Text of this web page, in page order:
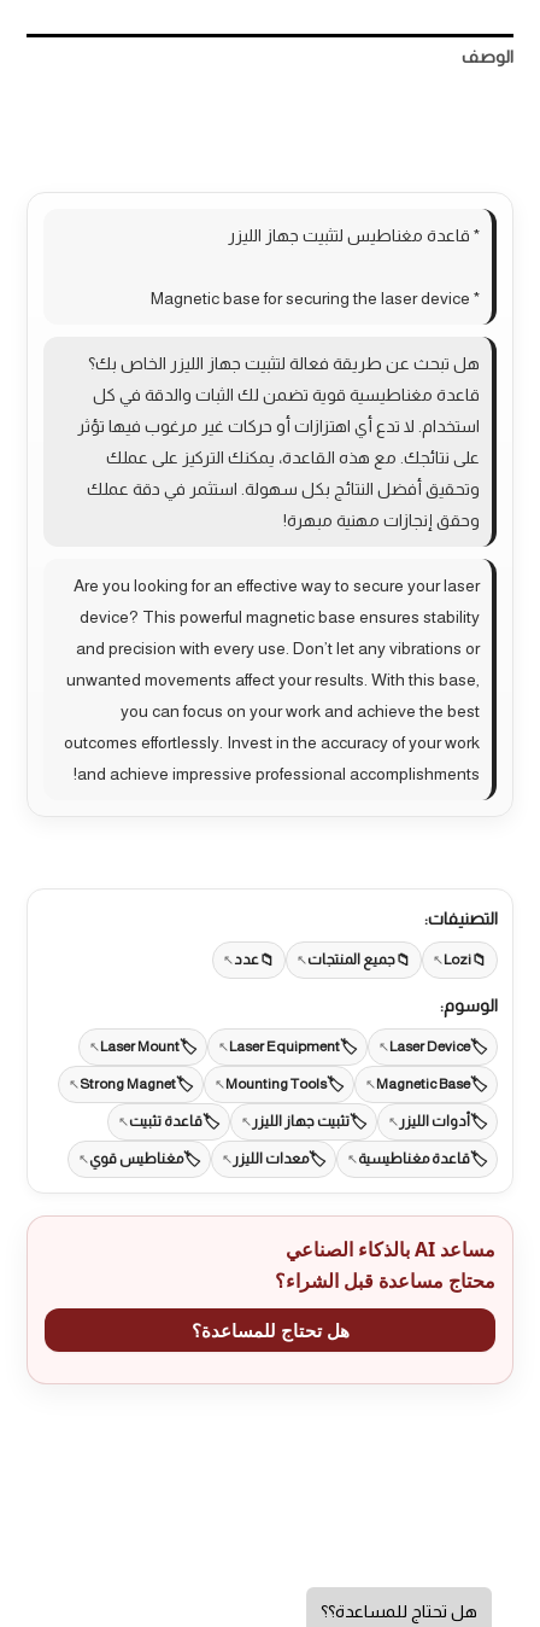
الوصف
* قاعدة مغناطيس لتثبيت جهاز الليزر
* Magnetic base for securing the laser device
هل تبحث عن طريقة فعالة لتثبيت جهاز الليزر الخاص بك؟
قاعدة مغناطيسية قوية تضمن لك الثبات والدقة في كل
استخدام. لا تدع أي اهتزازات أو حركات غير مرغوب فيها تؤثر
على نتائجك. مع هذه القاعدة، يمكنك التركيز على عملك
وتحقيق أفضل النتائج بكل سهولة. استثمر في دقة عملك
وحقق إنجازات مهنية مبهرة!
Are you looking for an effective way to secure your laser
device? This powerful magnetic base ensures stability
and precision with every use. Don’t let any vibrations or
unwanted movements affect your results. With this base,
you can focus on your work and achieve the best
outcomes effortlessly. Invest in the accuracy of your work
and achieve impressive professional accomplishments!
التصنيفات:
Lozi جميع المنتجات عدد
الوسوم:
Laser Device
Laser Equipment
Laser Mount
Magnetic Base
Mounting Tools
Strong Magnet
أدوات الليزر تثبيت جهاز الليزر قاعدة تثبيت
قاعدة مغناطيسية معدات الليزر مغناطيس قوي
مساعد AI بالذكاء الصناعي
محتاج مساعدة قبل الشراء؟
هل تحتاج للمساعدة؟
هل تحتاج للمساعدة؟؟